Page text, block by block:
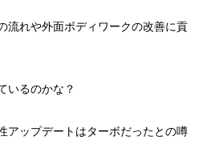
流れや外面ボディワークの改善に貢
いるのかな？
アップデートはターボだったとの噂